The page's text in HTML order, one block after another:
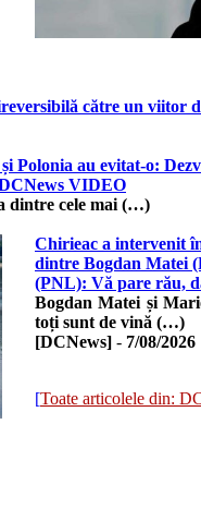
către un viitor
Polonia au evitat-o:
VIDEO
dintre cele mai (…)
Chirieac a intervenit
dintre Bogdan Matei
(PNL): Vă pare rău,
Bogdan Matei și
toți sunt de vină (…)
[DCNews] - 7/08/2026
[Toate articolele din: